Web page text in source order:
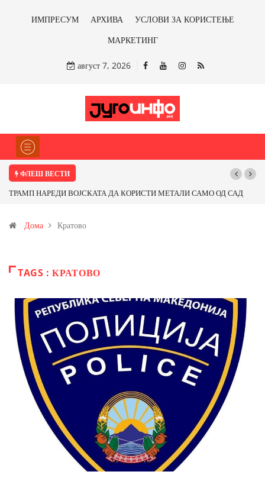
ИМПРЕСУМ АРХИВА
УСЛОВИ ЗА КОРИСТЕЊЕ
МАРКЕТИНГ
август 7, 2026
ФЛЕШ ВЕСТИ
ТРАМП НАРЕДИ ВОЈСКАТА ДА КОРИСТИ МЕТАЛИ САМО ОД САД
Иловица и со антимонот?
Дома Кратово
TAGS : КРАТОВО